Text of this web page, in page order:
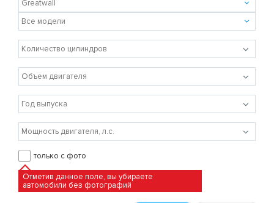
только с фото
Отметив данное поле, вы убираете
автомобили без фотографий